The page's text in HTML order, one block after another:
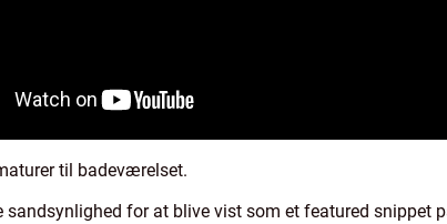
til badeværelset.
for at blive vist som et featured snippet